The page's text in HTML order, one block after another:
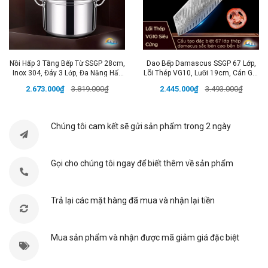
màng, bề mặt đánh bóng sạch sẽ giúp chống bám
bẩn hiệu quả.
🌟 Thông Số Chi Tiết:
Thương hiệu: SSGP
📏Kích thước:
xẻng 9.5cm (Chiều dài tay cầm 28.5cm).
Muôi múc canh: Chiều dài tổng 35cm x Chiều rộng
⚖Trọng lượng: Xẻng nấu ăn (177g) | Muôi múc canh
🧪Chất liệu: Phần đầu tiếp xúc thực phẩm làm từ Inox
316L, Tay cầm làm từ Inox 304 cao cấp.
Nồi Hấp 3 Tầng Bếp Từ SSGP 28cm,
Inox 304, Đáy 3 Lớp, Đa Năng Hấp
Đức
2.673.000₫ 3.819.000₫
Dao Bếp Damascus SSGP 67 Lớp,
Lõi Thép VG10, Lưỡi 19cm, Cán Gỗ,
2.445.000₫ 3.493.000₫
Chúng tôi cam kết sẽ gửi sản phẩm trong 2 ngày
Gọi cho chúng tôi ngay để biết thêm về sản phẩm
Trả lại các mặt hàng đã mua và nhận lại tiền
Mua sản phẩm và nhận được mã giảm giá đặc biệt